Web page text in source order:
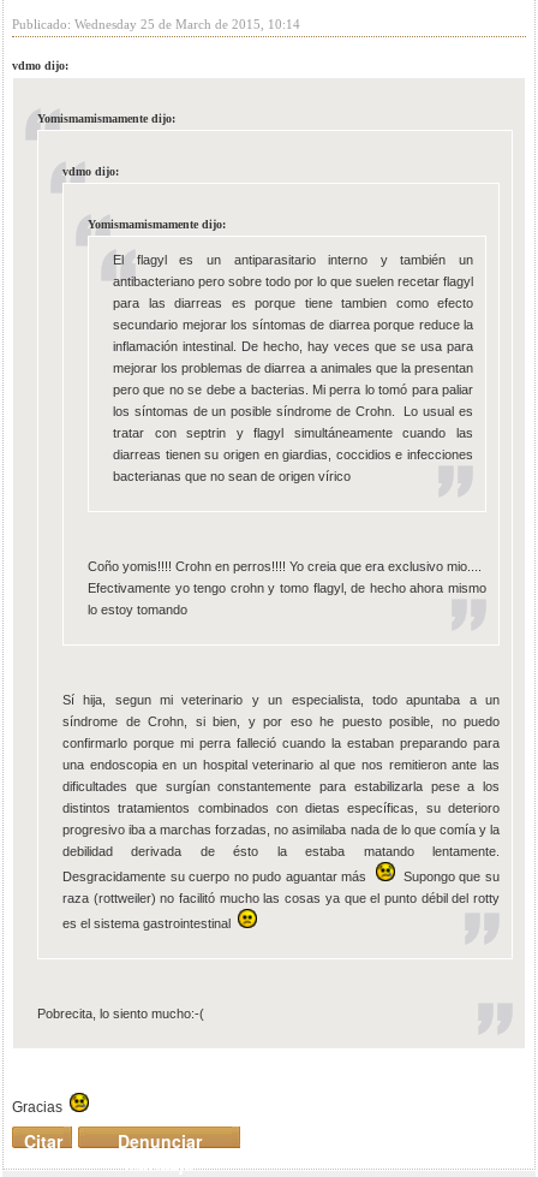
Publicado: Wednesday 25 de March de 2015, 10:14
vdmo dijo:
Yomismamismamente dijo:
vdmo dijo:
Yomismamismamente dijo:
El flagyl es un antiparasitario interno y también un
antibacteriano pero sobre todo por lo que suelen recetar flagyl
para las diarreas es porque tiene tambien como efecto
secundario mejorar los síntomas de diarrea porque reduce la
inflamación intestinal. De hecho, hay veces que se usa para
mejorar los problemas de diarrea a animales que la presentan
pero que no se debe a bacterias. Mi perra lo tomó para paliar
los síntomas de un posible síndrome de Crohn. Lo usual es
tratar con septrin y flagyl simultáneamente cuando las
diarreas tienen su origen en giardias, coccidios e infecciones
bacterianas que no sean de origen vírico
Coño yomis!!!! Crohn en perros!!!! Yo creia que era exclusivo mio....
Efectivamente yo tengo crohn y tomo flagyl, de hecho ahora mismo
lo estoy tomando
Sí hija, segun mi veterinario y un especialista, todo apuntaba a un
síndrome de Crohn, si bien, y por eso he puesto posible, no puedo
confirmarlo porque mi perra falleció cuando la estaban preparando para
una endoscopia en un hospital veterinario al que nos remitieron ante las
dificultades que surgían constantemente para estabilizarla pese a los
distintos tratamientos combinados con dietas específicas, su deterioro
progresivo iba a marchas forzadas, no asimilaba nada de lo que comía y la
debilidad derivada de ésto la estaba matando lentamente.
Desgracidamente su cuerpo no pudo aguantar más
Supongo que su
raza (rottweiler) no facilitó mucho las cosas ya que el punto débil del rotty
es el sistema gastrointestinal
Pobrecita, lo siento mucho:-(
Gracias
Denunciar
mensaje
Citar